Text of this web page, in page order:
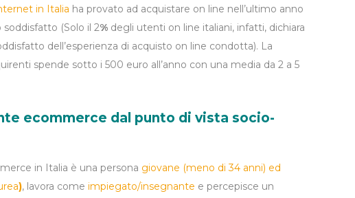
in Italia ha provato ad acquistare on line nell’ultimo anno
(Solo il 2% degli utenti on line italiani, infatti, dichiara
dell’esperienza di acquisto on line condotta). La
spende sotto i 500 euro all’anno con una media da 2 a 5
ecommerce dal punto di vista socio-
in Italia è una persona giovane (meno di 34 anni) ed
), lavora come impiegato/insegnante e percepisce un